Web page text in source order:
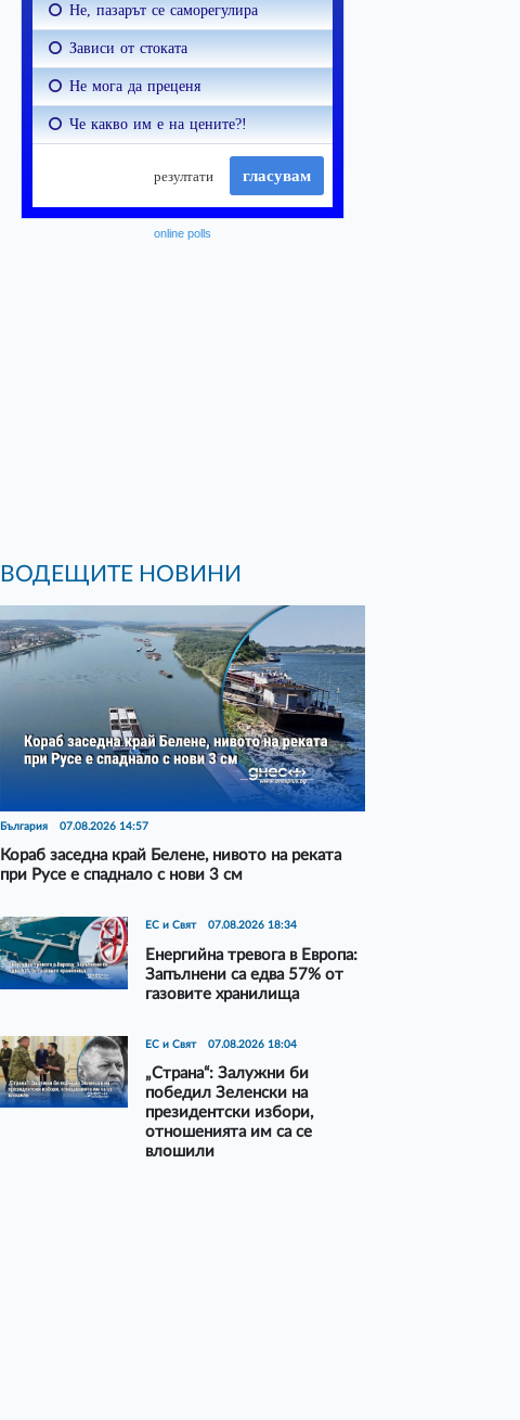
online polls
ВОДЕЩИТЕ НОВИНИ
България 07.08.2026 14:57
Кораб заседна край Белене, нивото на реката
при Русе е спаднало с нови 3 см
ЕС и Свят 07.08.2026 18:34
Енергийна тревога в Европа:
Запълнени са едва 57% от
газовите хранилища
ЕС и Свят 07.08.2026 18:04
„Страна“: Залужни би
победил Зеленски на
президентски избори,
отношенията им са се
влошили